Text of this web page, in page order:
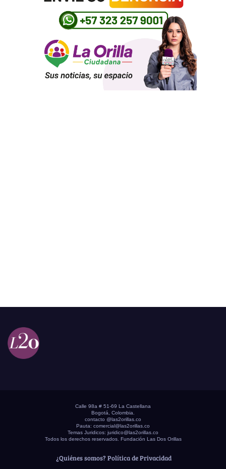
Calle 98a # 51-69 La Castellana
Bogotá, Colombia.
contacto @las2orillas.co
Pauta: comercial@las2orillas.co
Temas Juridicos: juridico@las2orillas.co
Todos los derechos reservados. Fundación Las Dos Orillas
¿Quiénes somos? Política de Privacidad